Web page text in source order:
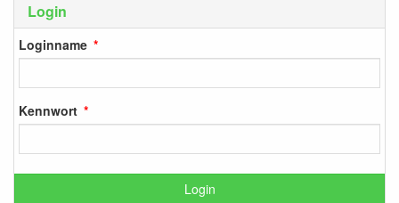
Login
Loginname
Kennwort
Login